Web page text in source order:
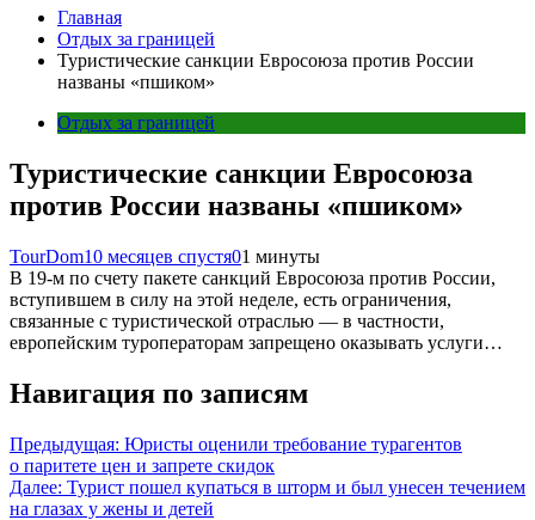
Главная
Отдых за границей
Туристические санкции Евросоюза против России
названы «пшиком»
Отдых за границей
Туристические санкции Евросоюза
против России названы «пшиком»
TourDom10 месяцев спустя01 минуты
В 19-м по счету пакете санкций Евросоюза против России,
вступившем в силу на этой неделе, есть ограничения,
связанные с туристической отраслью — в частности,
европейским туроператорам запрещено оказывать услуги…
Навигация по записям
Предыдущая: Юристы оценили требование турагентов
о паритете цен и запрете скидок
Далее: Турист пошел купаться в шторм и был унесен течением
на глазах у жены и детей